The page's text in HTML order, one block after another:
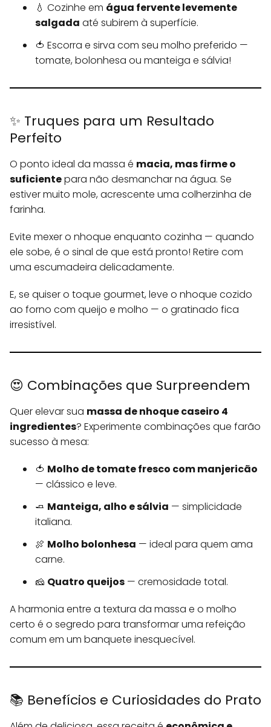
💧 Cozinhe em água fervente levemente
salgada até subirem à superfície.
🍅 Escorra e sirva com seu molho preferido —
tomate, bolonhesa ou manteiga e sálvia!
✨ Truques para um Resultado
Perfeito
O ponto ideal da massa é macia, mas firme o
suficientepara não desmanchar na água. Se
estiver muito mole, acrescente uma colherzinha de
farinha.
Evite mexer o nhoque enquanto cozinha — quando
ele sobe, é o sinal de que está pronto! Retire com
uma escumadeira delicadamente.
E, se quiser o toque gourmet, leve o nhoque cozido
ao forno com queijo e molho — o gratinado fica
irresistível.
😍 Combinações que Surpreendem
Quer elevar sua massa de nhoque caseiro 4
ingredientes? Experimente combinações que farão
sucesso à mesa:
🍅 Molho de tomate fresco com manjericão
— clássico e leve.
🧈 Manteiga, alho e sálvia — simplicidade
italiana.
🍖 Molho bolonhesa — ideal para quem ama
carne.
🧀 Quatro queijos — cremosidade total.
A harmonia entre a textura da massa e o molho
certo é o segredo para transformar uma refeição
comum em um banquete inesquecível.
📚 Benefícios e Curiosidades do Prato